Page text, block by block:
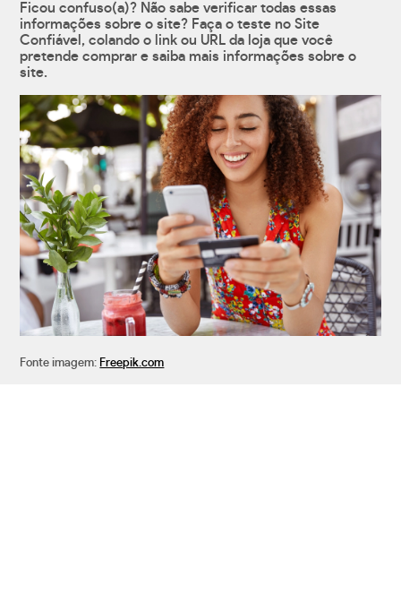
Ficou confuso(a)? Não sabe verificar todas essas
informações sobre o site? Faça o teste no Site
Confiável, colando o link ou URL da loja que você
pretende comprar e saiba mais informações sobre o
site.
Fonte imagem: Freepik.com